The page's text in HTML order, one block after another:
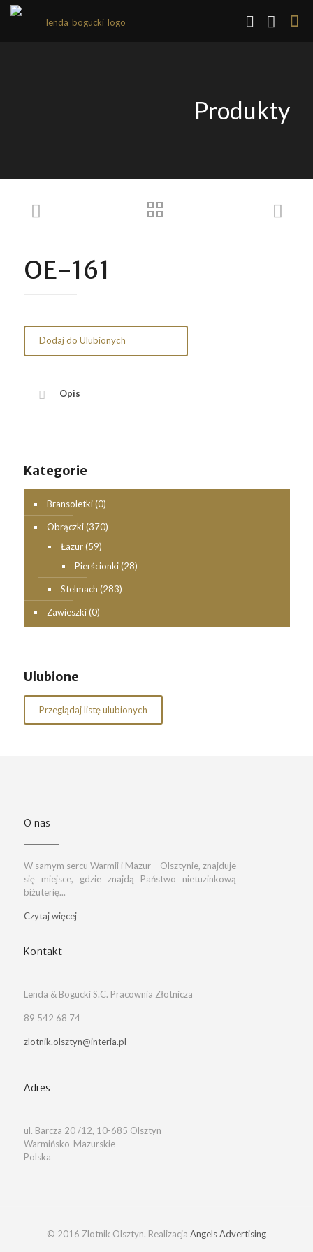
Produkty
OE-161
Dodaj do Ulubionych
Opis
Kategorie
Bransoletki (0)
Obrączki (370)
Łazur (59)
Pierścionki (28)
Stelmach (283)
Zawieszki (0)
Ulubione
Przeglądaj listę ulubionych
O nas
W samym sercu Warmii i Mazur – Olsztynie, znajduje
się miejsce, gdzie znajdą Państwo nietuzinkową
biżuterię...
Czytaj więcej
Kontakt
Lenda & Bogucki S.C. Pracownia Złotnicza
89 542 68 74
zlotnik.olsztyn@interia.pl
Adres
ul. Barcza 20 /12, 10-685 Olsztyn
Warmińsko-Mazurskie
Polska
© 2016 Zlotnik Olsztyn. Realizacja Angels Advertising